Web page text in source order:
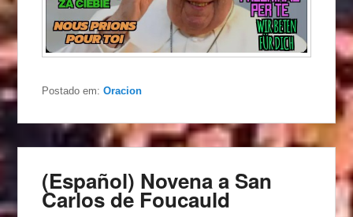
Postado em: Oracion
(Español) Novena a San
Carlos de Foucauld